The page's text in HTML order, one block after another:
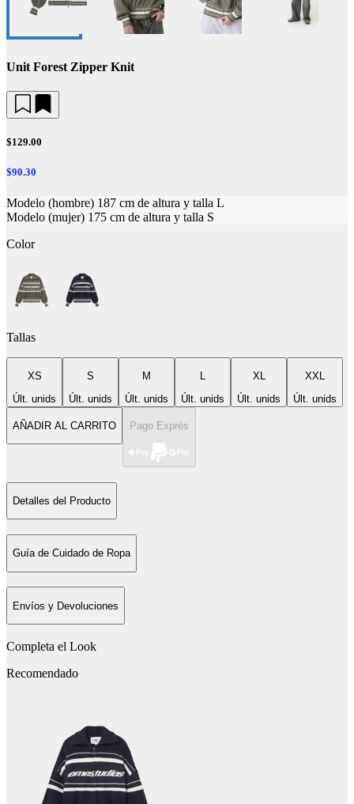
Unit Forest Zipper Knit
$129.00
$90.30
Modelo (hombre) 187 cm de altura y talla L
Modelo (mujer) 175 cm de altura y talla S
Color
Tallas
XS
Últ. unids
S
Últ. unids
M
Últ. unids
L
Últ. unids
XL
Últ. unids
XXL
Últ. unids
AÑADIR AL CARRITO Pago Exprés
Detalles del Producto
Guía de Cuidado de Ropa
Envíos y Devoluciones
Completa el Look
Recomendado